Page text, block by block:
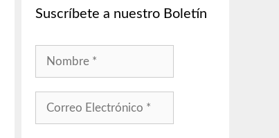
Suscríbete a nuestro Boletín